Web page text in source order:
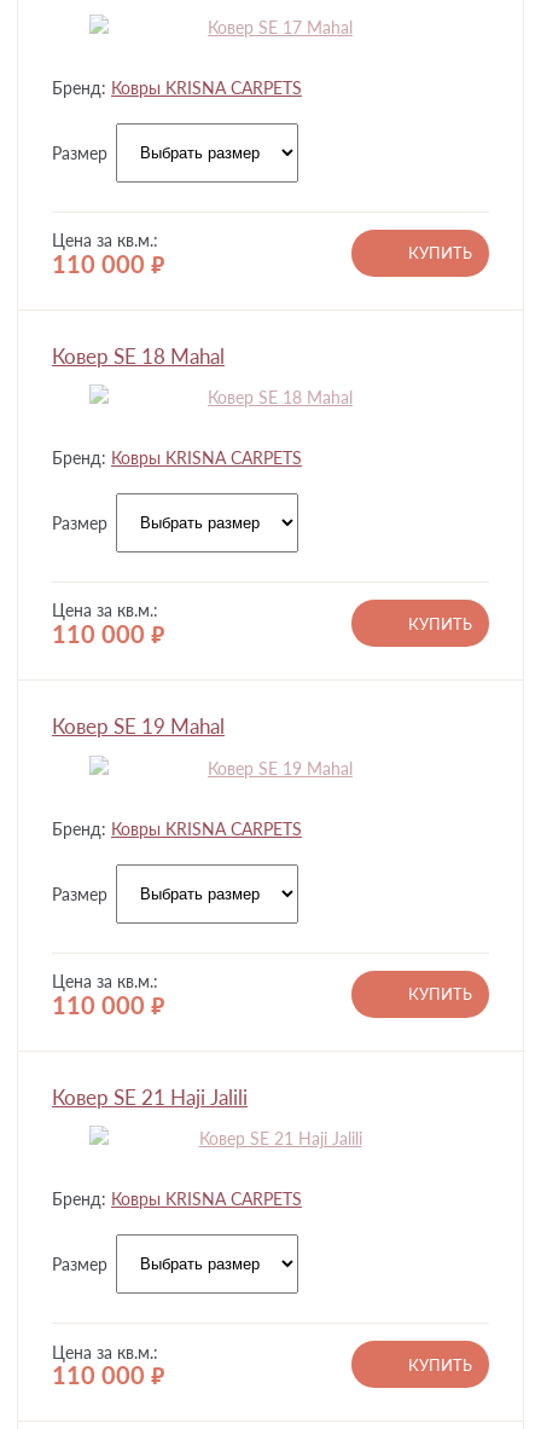
Бренд: Ковры KRISNA CARPETS
Размер
Цена за кв.м.:
110 000 руб.
КУПИТЬ
Ковер SE 18 Mahal
Бренд: Ковры KRISNA CARPETS
Размер
Цена за кв.м.:
110 000 руб.
КУПИТЬ
Ковер SE 19 Mahal
Бренд: Ковры KRISNA CARPETS
Размер
Цена за кв.м.:
110 000 руб.
КУПИТЬ
Ковер SE 21 Haji Jalili
Бренд: Ковры KRISNA CARPETS
Размер
Цена за кв.м.:
110 000 руб.
КУПИТЬ